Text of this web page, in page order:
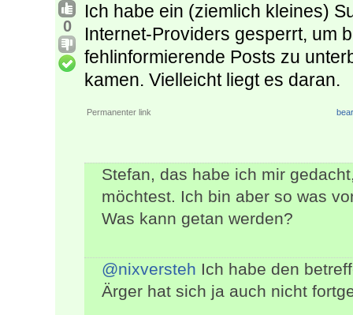
0
Ich habe ein (ziemlich kleines)
Internet-Providers gesperrt, um
fehlinformierende Posts zu
kamen. Vielleicht liegt es daran.
Permanenter link
Stefan, das habe ich mir
möchtest. Ich bin aber so was
Was kann getan werden?
@nixversteh Ich habe den
Ärger hat sich ja auch nicht